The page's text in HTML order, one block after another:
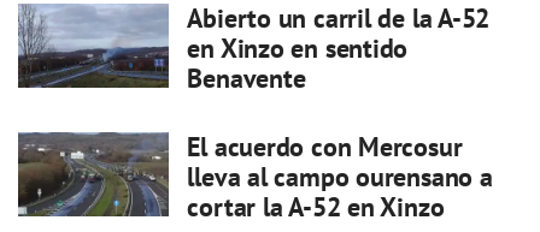
Abierto un carril de la A-52
en Xinzo en sentido
Benavente
El acuerdo con Mercosur
lleva al campo ourensano a
cortar la A-52 en Xinzo